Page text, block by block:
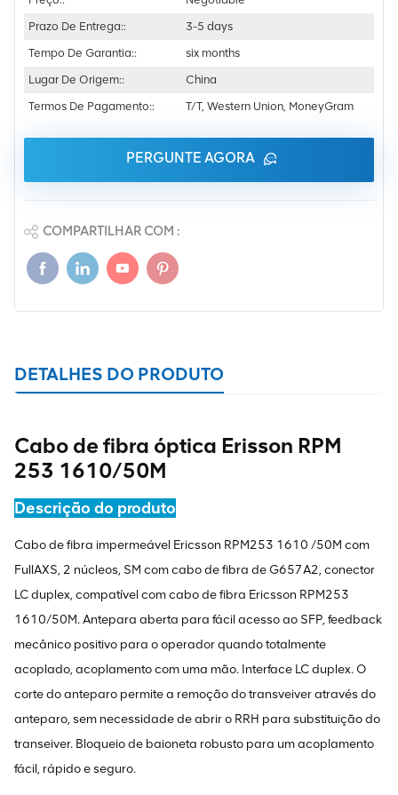
Prazo De Entrega::
3-5 days
Tempo De Garantia::
six months
Lugar De Origem::
China
Termos De Pagamento::
T/T, Western Union, MoneyGram
PERGUNTE AGORA
COMPARTILHAR COM :
DETALHES DO PRODUTO
Cabo de fibra óptica Erisson RPM
253 1610/50M
Descrição do produto
Cabo de fibra impermeável Ericsson RPM253 1610 /50M com
FullAXS, 2 núcleos, SM com cabo de fibra de G657A2, conector
LC duplex, compatível com cabo de fibra Ericsson RPM253
1610/50M. Antepara aberta para fácil acesso ao SFP, feedback
mecânico positivo para o operador quando totalmente
acoplado, acoplamento com uma mão. Interface LC duplex. O
corte do anteparo permite a remoção do transveiver através do
anteparo, sem necessidade de abrir o RRH para substituição do
transeiver. Bloqueio de baioneta robusto para um acoplamento
fácil, rápido e seguro.